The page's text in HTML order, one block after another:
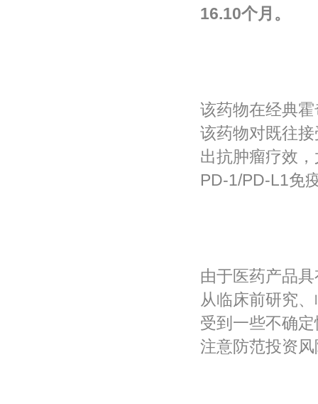
16.10个月。
该药物在经典
该药物对既往
出抗肿瘤疗效
PD-1/PD-L1免
由于医药产品
从临床前研究
受到一些不确
注意防范投资